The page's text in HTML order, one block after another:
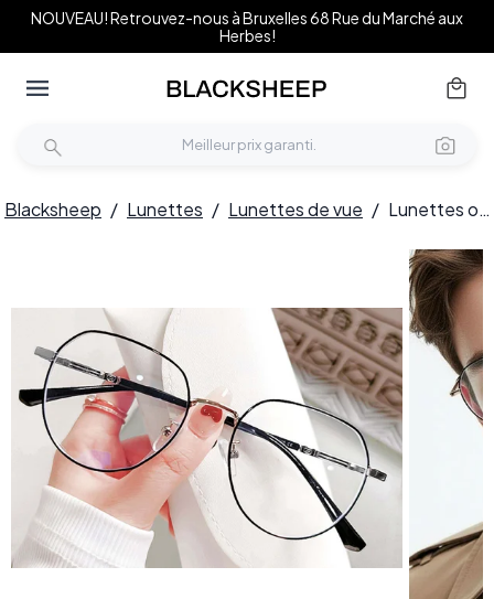
NOUVEAU! Retrouvez-nous à Bruxelles 68 Rue du Marché aux
Herbes!
Blacksheep / Lunettes / Lunettes de vue / Lunettes ovales en métal argenté #BS0406-0213